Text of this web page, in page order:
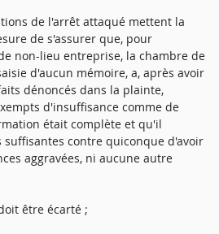
de l'arrêt attaqué mettent la
de s'assurer que, pour
non-lieu entreprise, la chambre de
d'aucun mémoire, a, après avoir
dénoncés dans la plainte,
d'insuffisance comme de
était complète et qu'il
suffisantes contre quiconque d'avoir
aggravées, ni aucune autre
être écarté ;